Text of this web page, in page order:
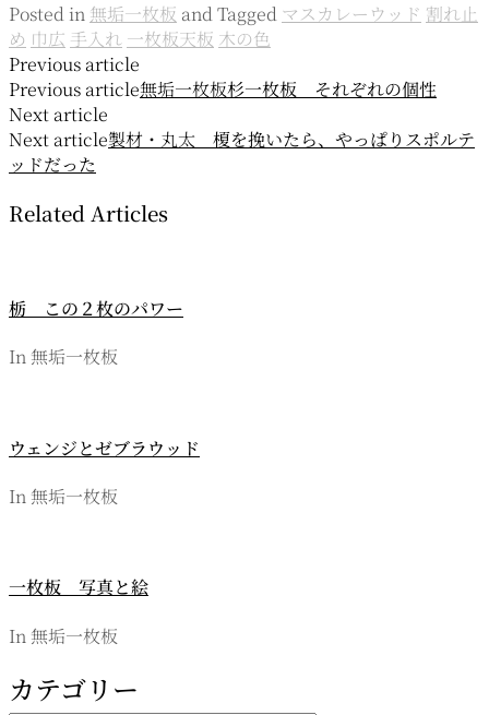
Posted in 無垢一枚板 andTagged マスカレーウッド 割れ止
め 巾広 手入れ 一枚板天板 木の色
投
稿
ナ
ビ
ゲ
シ
ン
Previous article
Previous article無垢一枚板杉一枚板 それぞれの個性
Next article
Next article製材・丸太 榎を挽いたら、やっぱりスポルテ
ッドだった
Related Articles
栃 この２枚のパワー
In 無垢一枚板
ウェンジとゼブラウッド
In 無垢一枚板
一枚板 写真と絵
In 無垢一枚板
カテゴリー